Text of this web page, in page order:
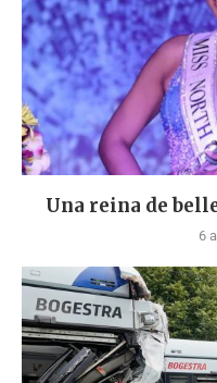
Una reina de
6